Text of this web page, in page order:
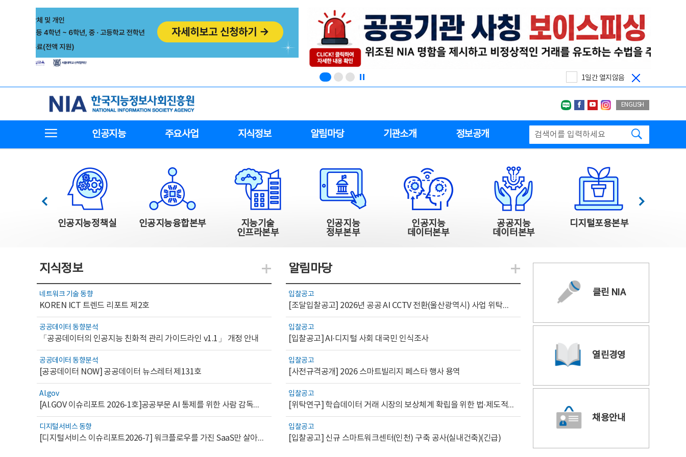
1일간 열지않음
한국지능정보사회진흥원
네이버블로그
페이스북
유투브인스타그랩
ENGLISH
인공지능 주요사업 지식정보 알림마당 기관소개 정보공개
한국지능정보사회진흥원 주요사업
인공지능정책실 인공지능융합본부
지능기술
인프라본부
인공지능
정부본부
인공지능
데이터본부
공공지능
데이터본부
디지털포용본부
이전 다음
지식정보
네트워크 기술 동향
KOREN ICT 트렌드 리포트 제2호
공공데이터 동향분석
「공공데이터의 인공지능 친화적 관리 가이드라인 v1.1」 개정 안내
공공데이터 동향분석
[공공데이터 NOW] 공공데이터 뉴스레터 제131호
AI.gov
[AI.GOV 이슈리포트 2026-1호]공공부문 AI 통제를 위한 사람 감독의 해외 사례 분석 및 시사점
디지털서비스 동향
[디지털서비스 이슈리포트2026-7] 워크플로우를 가진 SaaS만 살아남는다
지식관련 더보기
알림마당
입찰공고
[조달입찰공고] 2026년 공공 AI CCTV 전환(울산광역시) 사업 위탁감리
입찰공고
[입찰공고] AI·디지털 사회 대국민 인식조사
입찰공고
[사전규격공개] 2026 스마트빌리지 페스타 행사 용역
입찰공고
[위탁연구] 학습데이터 거래 시장의 보상체계 확립을 위한 법·제도적 검토 방안 연구
입찰공고
[입찰공고] 신규 스마트워크센터(인천) 구축 공사(실내건축)(긴급)
알림관련 더보기
클린 NIA
열린경영
채용안내